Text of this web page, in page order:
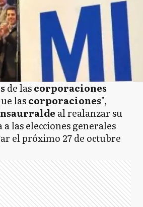
de lascorporaciones
lascorporaciones",
al realanzar su
a las elecciones generales
el próximo 27 de octubre